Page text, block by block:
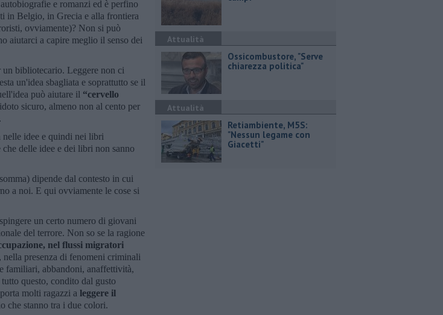
e romanzi ed è perfino
in Belgio, in Grecia e alla frontiera
ovviamente)? Non si può
aiutarci a capire meglio il senso dei
un bibliotecario. Leggere non ci
un'idea sbagliata e soprattutto se il
può aiutare il “cervello
sicuro, almeno non al cento per
idee e quindi nei libri
che delle idee e dei libri non sanno
dipende dal contesto in cui
a noi. E qui ovviamente le cose si
un certo numero di giovani
del terrore. Non so se la ragione
nel flussi migratori
presenza di fenomeni criminali
familiari, abbandoni, anaffettività,
questo, condito dal gusto
molti ragazzi a leggere il
che stanno tra i due colori.
Attualità
Ossicombustore, "Serve
chiarezza politica"
Attualità
Retiambiente, M5S:
"Nessun legame con
Giacetti"